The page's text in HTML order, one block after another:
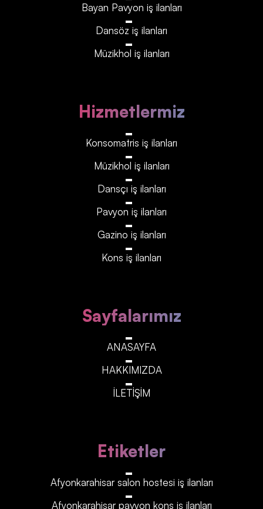
Bayan Pavyon iş ilanları
Dansöz iş ilanları
Müzikhol iş ilanları
Hizmetlermiz
Konsomatris iş ilanları
Müzikhol iş ilanları
Dansçı iş ilanları
Pavyon iş ilanları
Gazino iş ilanları
Kons iş ilanları
Sayfalarımız
ANASAYFA
HAKKIMIZDA
İLETİŞİM
Etiketler
Afyonkarahisar‎‎‎‎ salon hostesi iş ilanları
Afyonkarahisar‎‎‎‎ pavyon kons iş ilanları